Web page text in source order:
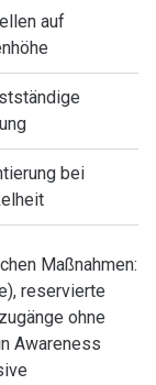
auf
bei
Maßnahmen:
reservierte
ohne
Awareness